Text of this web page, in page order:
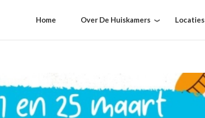
Home Over De Huiskamers Locaties